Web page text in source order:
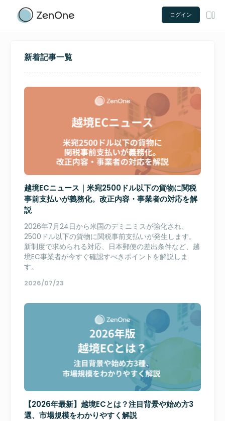
ログイン
新着記事一覧
越境ECニュース｜米宛2500ドル以下の貨物に関税
事前支払いが義務化。改正内容・事業者の対応を解
説
2026年7月24日から米国のデミニミスが強化され、
2500ドル以下の貨物に関税事前支払いが発生します。
新制度で求められる対応、日本郵便の差出条件など、越
境EC事業者が今すぐ確認すべきポイントを解説しま
す。
2026/07/23
【2026年最新】越境ECとは？注目背景や始め方3
選、市場規模をわかりやすく解説